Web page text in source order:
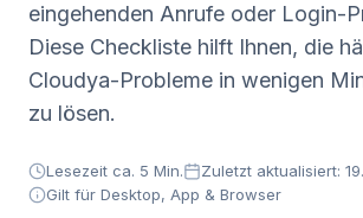
eingehenden Anrufe oder Login-
Diese Checkliste hilft Ihnen, die
Cloudya-Probleme in wenigen
zu lösen.
Lesezeit ca. 5 Min.
Zuletzt aktualisiert:
Gilt für Desktop, App & Browser